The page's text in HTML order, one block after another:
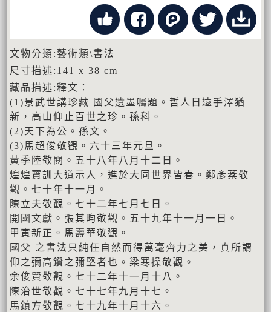
文物分類:藝術類\書法
尺寸描述:141 x 38 cm
藏品描述:釋文：
(1)景武世講珍藏 國父遺墨囑題。哲人日遠手澤猶
新，高山仰止百世之珍。孫科。
(2)天下為公。孫文。
(3)馬超俊敬觀。六十三年元旦。
黃季陸敬閱。五十八年八月十二日。
煌煌寶訓大道示人，進於大同世界皆春。鄭彥棻敬
觀。七十年十一月。
陳立夫敬觀。七十二年七月七日。
開國文獻。張其昀敬觀。五十九年十一月一日。
甲寅新正。馬壽華敬觀。
國父 之書法只純任自然而得萬毫齊力之美，真所謂
仰之彌高鑽之彌堅者也。梁寒操敬觀。
余俊賢敬觀。七十二年十一月十八。
陳治世敬觀。七十七年九月十七。
馬鎮方敬觀。七十九年十月十六。